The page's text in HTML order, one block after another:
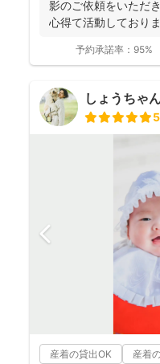
影のご依頼をいただ
心得て活動しており
予約承諾率： 95%
しょうちゃ
5
産着の貸出OK 産着